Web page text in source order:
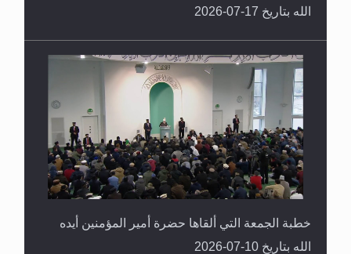
الله بتاريخ 17-07-2026
خطبة الجمعة التي ألقاها حضرة أمير المؤمنين أيده
الله بتاريخ 10-07-2026